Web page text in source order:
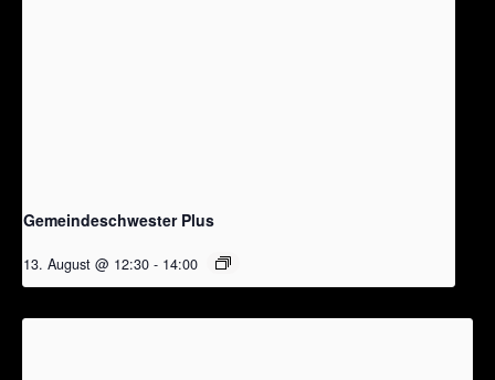
Gemeindeschwester Plus
13. August @ 12:30 - 14:00